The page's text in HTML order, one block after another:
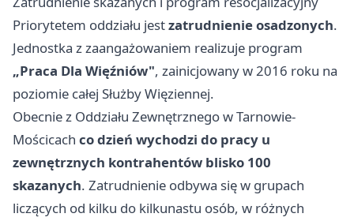
Priorytetem oddziału jestzatrudnienie osadzonych.
Jednostka z zaangażowaniem realizuje program
„Praca Dla Więźniów", zainicjowany w 2016 roku na
poziomie całej Służby Więziennej.
Obecnie z Oddziału Zewnętrznego w Tarnowie-
Mościcach co dzień wychodzi do pracy u
zewnętrznych kontrahentów blisko 100
skazanych. Zatrudnienie odbywa się w grupach
liczących od kilku do kilkunastu osób, w różnych